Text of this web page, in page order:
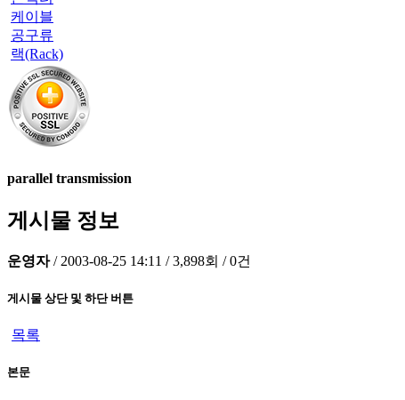
케이블
공구류
랙(Rack)
parallel transmission
게시물 정보
운영자 / 2003-08-25 14:11 / 3,898회 / 0건
게시물 상단 및 하단 버튼
목록
본문